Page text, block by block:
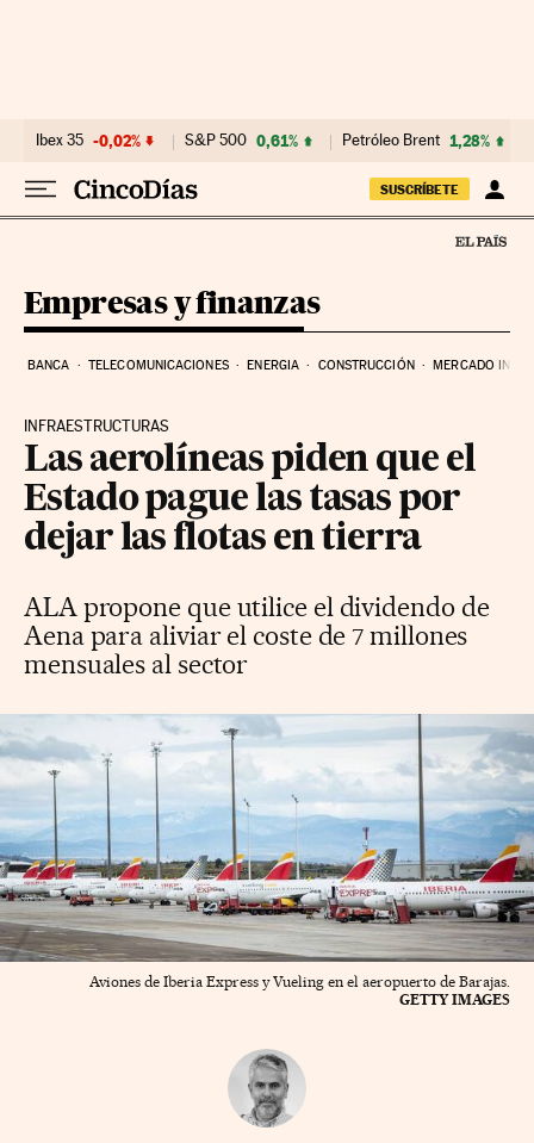
Ibex 35 -0,02% S&P 500 0,61% Petróleo Brent 1,28%
SUSCRÍBETE
Empresas y finanzas
BANCA TELECOMUNICACIONES ENERGIA CONSTRUCCIÓN MERCADO
INFRAESTRUCTURAS
Las aerolíneas piden que el
Estado pague las tasas por
dejar las flotas en tierra
ALA propone que utilice el dividendo de
Aena para aliviar el coste de 7 millones
mensuales al sector
Aviones de Iberia Express y Vueling en el aeropuerto de Barajas.
GETTY IMAGES